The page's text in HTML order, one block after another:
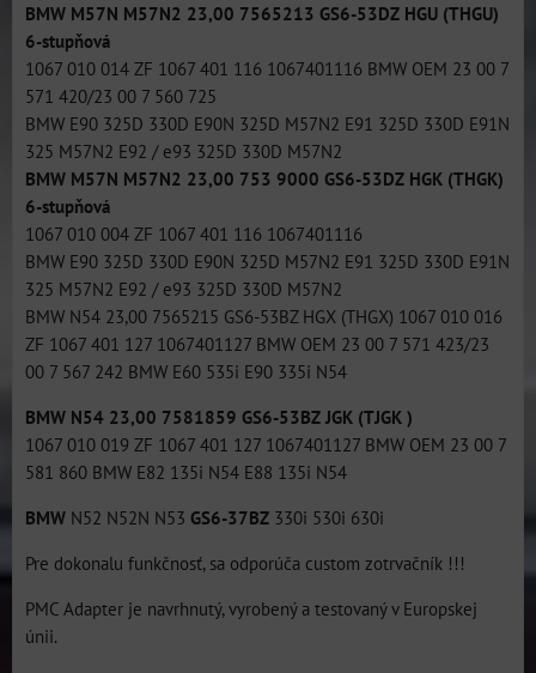
BMW M57N M57N2 23,00 7565213 GS6-53DZ HGU (THGU)
6-stupňová
1067 010 014 ZF 1067 401 116 1067401116 BMW OEM 23 00 7
571 420/23 00 7 560 725
BMW E90 325D 330D E90N 325D M57N2 E91 325D 330D E91N
325 M57N2 E92 / e93 325D 330D M57N2
BMW M57N M57N2 23,00 753 9000 GS6-53DZ HGK (THGK)
6-stupňová
1067 010 004 ZF 1067 401 116 1067401116
BMW E90 325D 330D E90N 325D M57N2 E91 325D 330D E91N
325 M57N2 E92 / e93 325D 330D M57N2
BMW N54 23,00 7565215 GS6-53BZ HGX (THGX) 1067 010 016
ZF 1067 401 127 1067401127 BMW OEM 23 00 7 571 423/23
00 7 567 242 BMW E60 535i E90 335i N54
BMW N54 23,00 7581859 GS6-53BZ JGK (TJGK )
1067 010 019 ZF 1067 401 127 1067401127 BMW OEM 23 00 7
581 860 BMW E82 135i N54 E88 135i N54
BMW N52 N52N N53 GS6-37BZ 330i 530i 630i
Pre dokonalu funkčnosť, sa odporúča custom zotrvačník !!!
PMC Adapter je navrhnutý, vyrobený a testovaný v Europskej
únii.